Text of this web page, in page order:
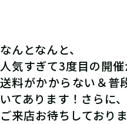
なんとなんと、
人気すぎて3度目の開催
送料がかからない＆普
いてあります！さらに、
ご来店お待ちしており